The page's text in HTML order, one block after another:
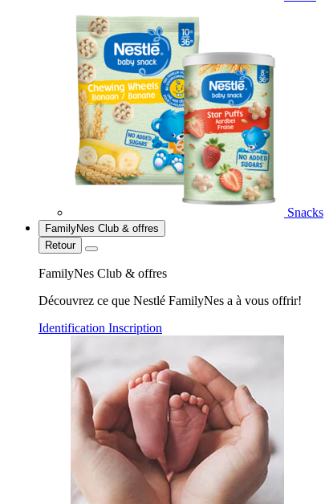
Snacks
FamilyNes Club & offres
Retour
FamilyNes Club & offres
Découvrez ce que Nestlé FamilyNes a à vous offrir!
Identification Inscription